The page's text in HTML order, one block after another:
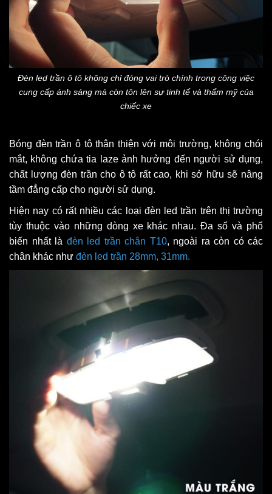
Đèn led trần ô tô không chỉ đóng vai trò chính trong công việc
cung cấp ánh sáng mà còn tôn lên sự tinh tế và thẩm mỹ của
chiếc xe
Bóng đèn trần ô tô thân thiện với môi trường, không chói
mắt, không chứa tia laze ảnh hưởng đến người sử dụng,
chất lượng đèn trần cho ô tô rất cao, khi sở hữu sẽ nâng
tầm đẳng cấp cho người sử dụng.
Hiện nay có rất nhiều các loại đèn led trần trên thị trường
tùy thuộc vào những dòng xe khác nhau. Đa số và phổ
biến nhất là đèn led trần chân T10, ngoài ra còn có các
chân khác như đèn led trần 28mm, 31mm.